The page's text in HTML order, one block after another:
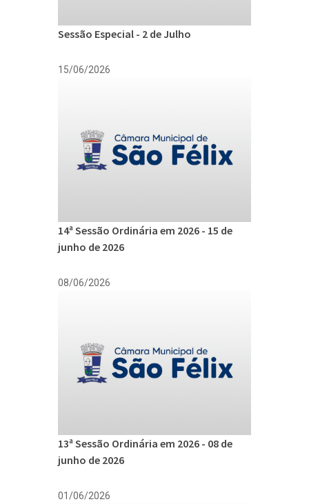
Sessão Especial - 2 de Julho
15/06/2026
14ª Sessão Ordinária em 2026 - 15 de
junho de 2026
08/06/2026
13ª Sessão Ordinária em 2026 - 08 de
junho de 2026
01/06/2026